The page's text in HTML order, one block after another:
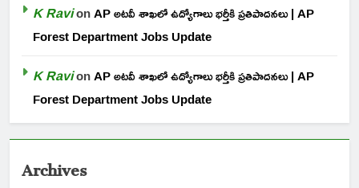
K RavionAP అటవీ శాఖలో ఉద్యోగాలు భర్తీకి ప్రతిపాదనలు | AP
Forest Department Jobs Update
K RavionAP అటవీ శాఖలో ఉద్యోగాలు భర్తీకి ప్రతిపాదనలు | AP
Forest Department Jobs Update
Archives